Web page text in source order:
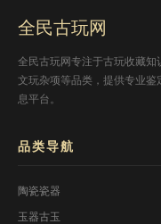
全民古玩网
全民古玩网专注于古玩收藏知
文玩杂项等品类，提供专业
息平台。
品类导航
陶瓷瓷器
玉器古玉